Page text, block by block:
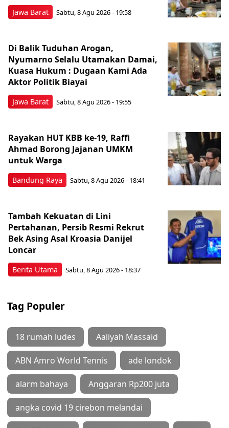
Jawa Barat Sabtu, 8 Agu 2026 - 19:58
Jawa Barat
Di Balik Tuduhan Arogan,
Nyumarno Selalu Utamakan Damai,
Kuasa Hukum : Dugaan Kami Ada
Aktor Politik Biayai
Sabtu, 8 Agu 2026 - 19:55
Bandung Raya
Rayakan HUT KBB ke-19, Raffi
Ahmad Borong Jajanan UMKM
untuk Warga
Sabtu, 8 Agu 2026 - 18:41
Berita Utama
Tambah Kekuatan di Lini
Pertahanan, Persib Resmi Rekrut
Bek Asing Asal Kroasia Danijel
Loncar
Sabtu, 8 Agu 2026 - 18:37
Tag Populer
18 rumah ludes Aaliyah Massaid
ABN Amro World Tennis ade londok
alarm bahaya Anggaran Rp200 juta
angka covid 19 cirebon melandai